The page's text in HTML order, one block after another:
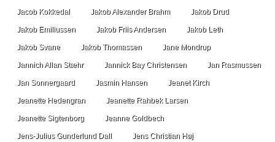
Jacob Kokkedal Jakob Alexander Brahm Jakob Drud
Jakob Emiliussen Jakob Friis Andersen Jakob Leth
Jakob Svane Jakob Thomassen Jane Mondrup
Jannich Allan Stæhr Jannick Bay Christensen Jan Rasmussen
Jan Sonnergaard Jasmin Hansen Jeanet Kirch
Jeanette Hedengran Jeanette Rahbek Larsen
Jeanette Sigtenborg Jeanne Goldbech
Jens-Julius Gunderlund Dall Jens Christian Høj